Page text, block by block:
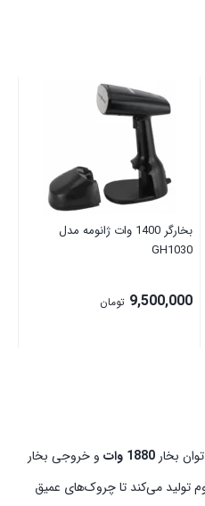
بخارگر 1400 وات ژانومه مدل
GH1030
9,500,000 تومان
توان بخار 1880 وات
و خروجی بخار
تولید می‌کند تا چروک‌های عمیق